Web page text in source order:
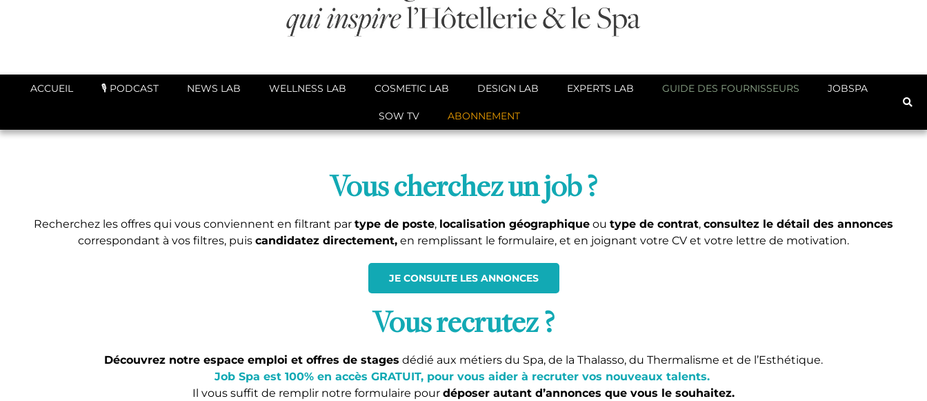
ACCUEIL 🎙️ PODCAST NEWS LAB WELLNESS LAB COSMETIC LAB DESIGN LAB EXPERTS LAB GUIDE DES FOURNISSEURS JOBSPA
SOW TV ABONNEMENT
Vous cherchez un job ?
Recherchez les offres qui vous conviennent en filtrant par type de poste, localisation géographique ou type de contrat, consultez le détail des annonces
correspondant à vos filtres, puis candidatez directement, en remplissant le formulaire, et en joignant votre CV et votre lettre de motivation.
JE CONSULTE LES ANNONCES
Vous recrutez ?
Découvrez notre espace emploi et offres de stages dédié aux métiers du Spa, de la Thalasso, du Thermalisme et de l’Esthétique.
Job Spa est 100% en accès GRATUIT, pour vous aider à recruter vos nouveaux talents.
Il vous suffit de remplir notre formulaire pour déposer autant d’annonces que vous le souhaitez.